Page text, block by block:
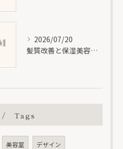
2026/07/20
髪質改善と保湿美容液で神奈川県大和市福田で理想の艶髪を叶える方法
Tags
美容室 デザイン